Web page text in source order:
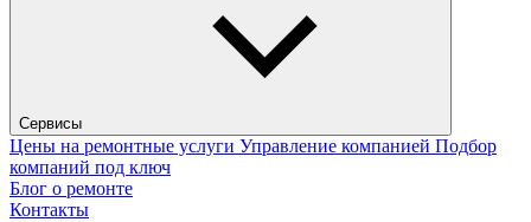
Сервисы
Цены на ремонтные услуги Управление компанией Подбор
компаний под ключ
Блог о ремонте
Контакты